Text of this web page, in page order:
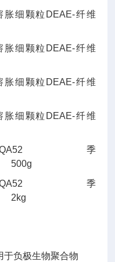
胀细颗粒DEAE-纤维
胀细颗粒DEAE-纤维
胀细颗粒DEAE-纤维
胀细颗粒DEAE-纤维
季
季
于负极生物聚合物